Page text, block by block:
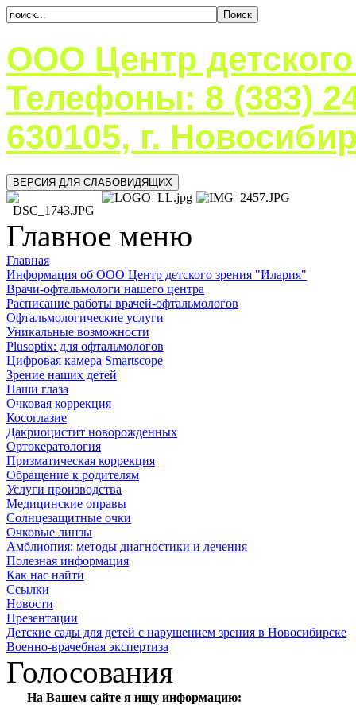
ООО Центр
Телефоны: 8 (383)
630105, г.
ВЕРСИЯ ДЛЯ СЛАБОВИДЯЩИХ
Главное меню
Главная
Информация об ООО Центр детского зрения "Илария"
Врачи-офтальмологи нашего центра
Расписание работы врачей-офтальмологов
Офтальмологические услуги
Уникальные возможности
Plusoptix: для офтальмологов
Цифровая камера Smartscope
Зрение наших детей
Наши глаза
Очковая коррекция
Косоглазие
Дакриоцистит новорожденных
Ортокератология
Призматическая коррекция
Обращение к родителям
Услуги производства
Медицинские оправы
Солнцезащитные очки
Очковые линзы
Амблиопия: методы диагностики и лечения
Полезная информация
Как нас найти
Ссылки
Новости
Презентации
Детские сады для детей с нарушением зрения в Новосибирске
Военно-врачебная экспертиза
Голосования
На Вашем сайте я ищу информацию: